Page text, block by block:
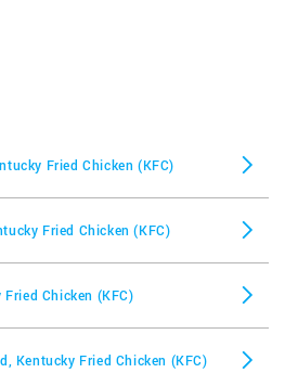
Fried Chicken (KFC)
Fried Chicken (KFC)
Chicken (KFC)
Kentucky Fried Chicken (KFC)